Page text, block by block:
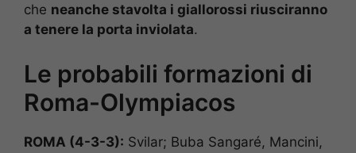
che neanche stavolta i giallorossi riusciranno
a tenere la porta inviolata.
Le probabili formazioni di
Roma-Olympiacos
ROMA (4-3-3): Svilar; Buba Sangaré, Mancini,